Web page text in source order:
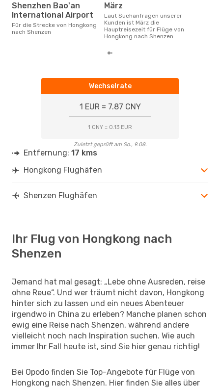
Shenzhen Bao'an
International Airport
Für die Strecke von Hongkong
nach Shenzen
März
Laut Suchanfragen unserer
Kunden ist März die
Hauptreisezeit für Flüge von
Hongkong nach Shenzen
Wechselrate
1 EUR = 7.87 CNY
1 CNY = 0.13 EUR
Zuletzt geprüft am So., 9.08.
Entfernung: 17 kms
Hongkong Flughäfen
Shenzen Flughäfen
Ihr Flug von Hongkong nach
Shenzen
Jemand hat mal gesagt: „Lebe ohne Ausreden, reise
ohne Reue“. Und wer träumt nicht davon, Hongkong
hinter sich zu lassen und ein neues Abenteuer
irgendwo in China zu erleben? Manche planen schon
ewig eine Reise nach Shenzen, während andere
vielleicht noch nach Inspiration suchen. Wie auch
immer Ihr Fall heute ist, sind Sie hier genau richtig!
Bei Opodo finden Sie Top-Angebote für Flüge von
Hongkong nach Shenzen. Hier finden Sie alles über